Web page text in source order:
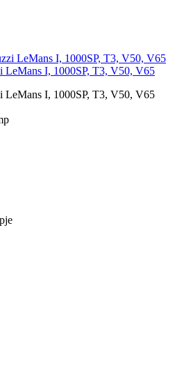
LeMans I, 1000SP, T3, V50, V65
LeMans I, 1000SP, T3, V50, V65